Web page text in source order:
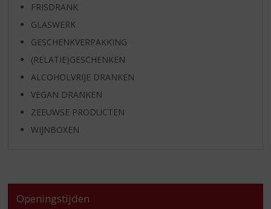
FRISDRANK
GLASWERK
GESCHENKVERPAKKING
(RELATIE)GESCHENKEN
ALCOHOLVRIJE DRANKEN
VEGAN DRANKEN
ZEEUWSE PRODUCTEN
WIJNBOXEN
Openingstijden